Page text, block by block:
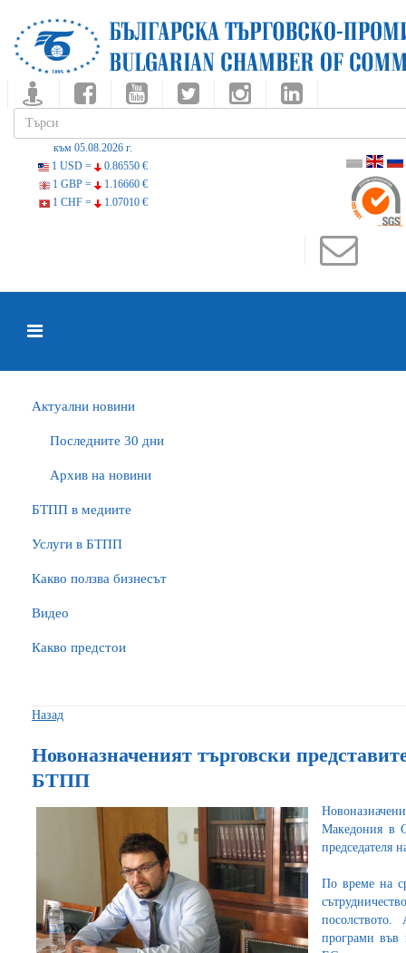
към 05.08.2026 г.
1 USD =
0.86550 €
1 GBP =
1.16660 €
1 CHF =
1.07010 €
Актуални новини
Последните 30 дни
Архив на новини
БTПП в медиите
Услуги в БТПП
Какво ползва бизнесът
Видео
Какво предстои
Назад
Новоназначеният търговски
БТПП
Македония в
председателя
По време на
посолството.
програми във